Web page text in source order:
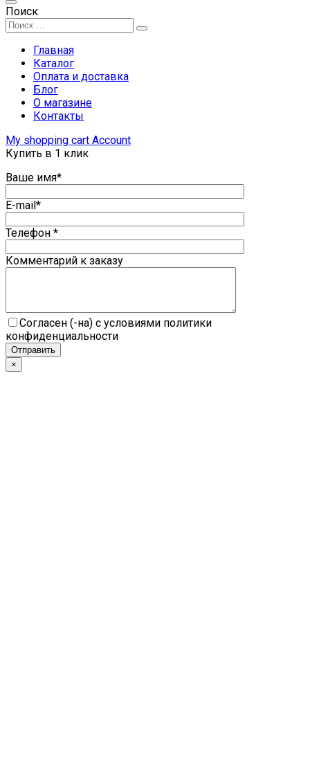
Поиск
Главная
Каталог
Оплата и доставка
Блог
О магазине
Контакты
My shopping cart Account
Купить в 1 клик
Ваше имя*
E-mail*
Телефон *
Комментарий к заказу
Согласен (-на) с условиями политики
конфиденциальности
×